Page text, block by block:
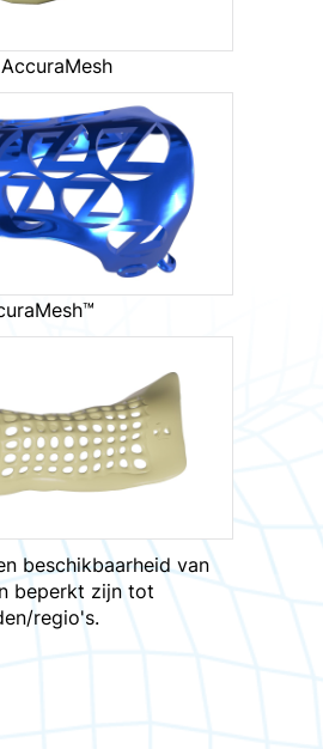
beschikbaarheid van
beperkt zijn tot
regio's.